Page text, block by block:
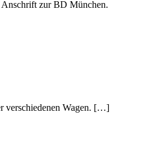
Anschrift zur BD München.
verschiedenen Wagen. […]